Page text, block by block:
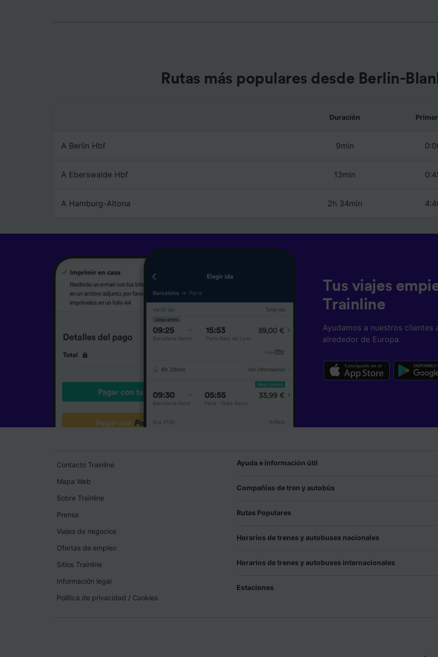
Rutas más populares desde Berlin-
Duración
A Berlin Hbf 9min
A Eberswalde Hbf 13min
A Hamburg-Altona 2h 34min
Tus viajes
Trainline
Ayudamos a nuestros clientes
alrededor de Europa.
Contacto Trainline
Mapa Web
Sobre Trainline
Prensa
Viajes de negocios
Ofertas de empleo
Sitios Trainline
Información legal
Política de privacidad / Cookies
Ayuda e información útil
Compañías de tren y autobús
Rutas Populares
Horarios de trenes y autobuses nacionales
Horarios de trenes y autobuses internacionales
Estaciones